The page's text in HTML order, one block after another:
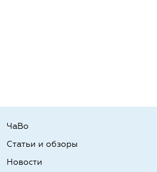
ЧаВо
Статьи и обзоры
Новости